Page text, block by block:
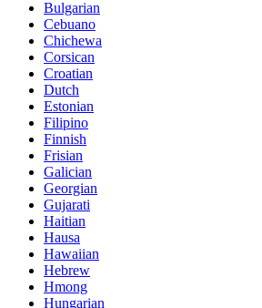
Bulgarian
Cebuano
Chichewa
Corsican
Croatian
Dutch
Estonian
Filipino
Finnish
Frisian
Galician
Georgian
Gujarati
Haitian
Hausa
Hawaiian
Hebrew
Hmong
Hungarian